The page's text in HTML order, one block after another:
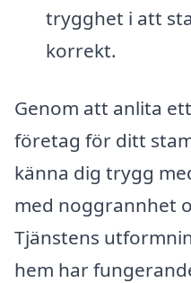
trygghet i att
korrekt.
Genom att anlita
företag för ditt
känna dig trygg
med noggrannhet
Tjänstens
hem har